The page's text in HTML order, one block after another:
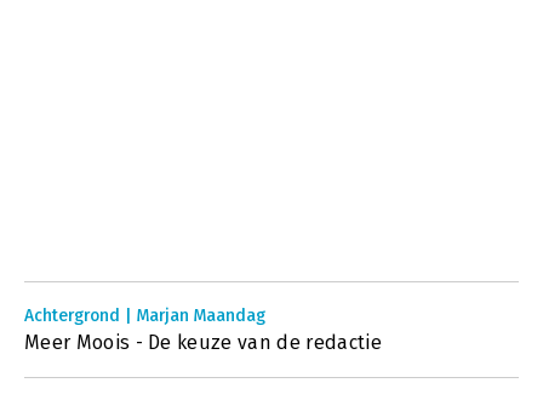
Achtergrond | Marjan Maandag
Meer Moois - De keuze van de redactie